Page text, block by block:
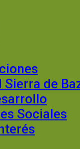
Sierra de
Sociales